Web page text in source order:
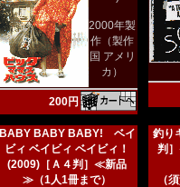
2000年製
作（製作
国 アメリ
カ）
200円
BABY BABY BABY! ベイ
ビィ ベイビィ ベイビィ！
(2009)［Ａ４判］≪新品
≫（1人1冊まで）
釣り
判
（